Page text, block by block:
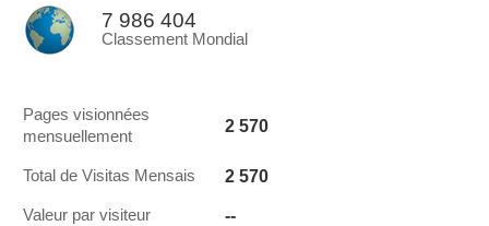
7 986 404
Classement Mondial
Pages visionnées
mensuellement
2 570
Total de Visitas Mensais 2 570
Valeur par visiteur --